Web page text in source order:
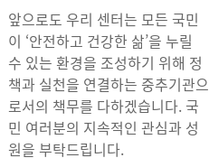
앞으로도 우리 센터는 모든 국민
이 ‘안전하고 건강한 삶’을 누릴
수 있는 환경을 조성하기 위해 정
책과 실천을 연결하는 중추기관으
로서의 책무를 다하겠습니다. 국
민 여러분의 지속적인 관심과 성
원을 부탁드립니다.